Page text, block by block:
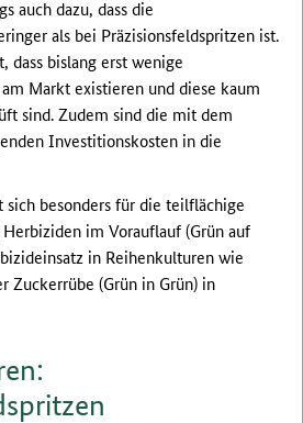
auch dazu, dass die
als bei Präzisionsfeldspritzen ist.
dass bislang erst wenige
Markt existieren und diese kaum
sind. Zudem sind die mit dem
Investitionskosten in die
sich besonders für die teilflächige
im Vorauflauf (Grün auf
in Reihenkulturen wie
Zuckerrübe (Grün in Grün) in